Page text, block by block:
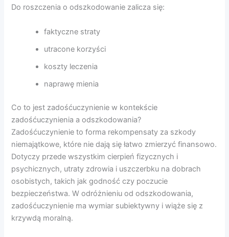
Do roszczenia o odszkodowanie zalicza się:
faktyczne straty
utracone korzyści
koszty leczenia
naprawę mienia
Co to jest zadośćuczynienie w kontekście
zadośćuczynienia a odszkodowania?
Zadośćuczynienie to forma rekompensaty za szkody
niemajątkowe, które nie dają się łatwo zmierzyć finansowo.
Dotyczy przede wszystkim cierpień fizycznych i
psychicznych, utraty zdrowia i uszczerbku na dobrach
osobistych, takich jak godność czy poczucie
bezpieczeństwa. W odróżnieniu od odszkodowania,
zadośćuczynienie ma wymiar subiektywny i wiąże się z
krzywdą moralną.